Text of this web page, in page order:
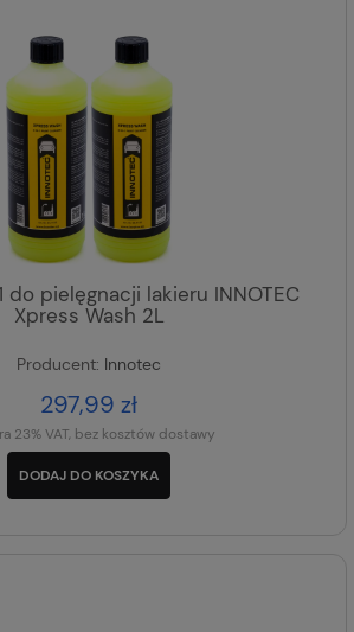
do pielęgnacji lakieru INNOTEC
Xpress Wash 2L
Producent: Innotec
297,99 zł
23% VAT, bez kosztów dostawy
DODAJ DO KOSZYKA